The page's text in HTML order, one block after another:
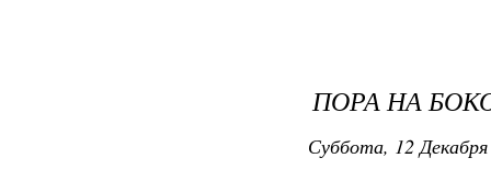
ПОРА НА
Суббота, 12